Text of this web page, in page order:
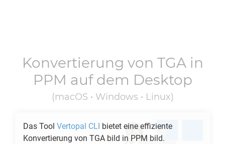
Konvertierung von TGAin
PPM auf dem Desktop
(macOS • Windows • Linux)
Das Tool Vertopal CLI bietet eine effiziente
Konvertierung von TGA bild in PPM bild.